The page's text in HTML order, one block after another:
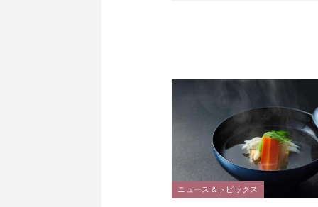
ニュース＆トピックス